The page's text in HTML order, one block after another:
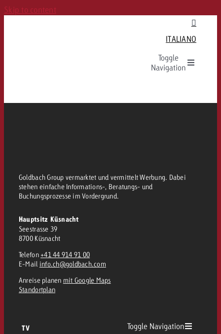
Skip to content
ITALIANO
Toggle
Navigation
Goldbach Group vermarktet und vermittelt Werbung. Dabei
stehen einfache Informations-, Beratungs- und
Buchungsprozesse im Vordergrund.
Hauptsitz Küsnacht
Seestrasse 39
8700 Küsnacht
Telefon +41 44 914 91 00
E-Mail info.ch@goldbach.com
Anreise planen mit Google Maps
Standortplan
TV Toggle Navigation